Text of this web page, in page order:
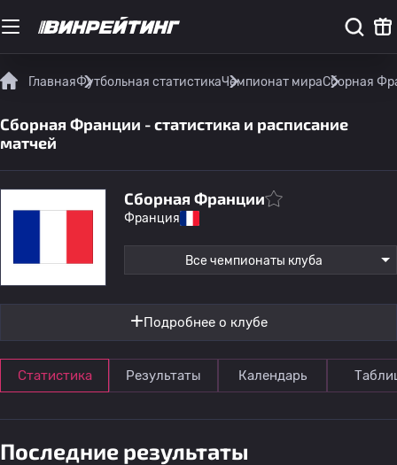
ГлавнаяФутбольная статистикаЧемпионат мираСборная
Сборная Франции - статистика и расписание
матчей
Сборная Франции
Франция
Все чемпионаты клуба
Подробнее о клубе
Статистика Результаты Календарь
Последние результаты